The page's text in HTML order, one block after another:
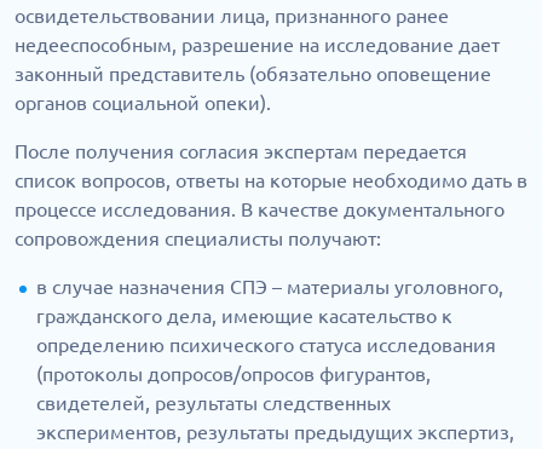
освидетельствовании лица, признанного ранее
недееспособным, разрешение на исследование дает
законный представитель (обязательно оповещение
органов социальной опеки).
После получения согласия экспертам передается
список вопросов, ответы на которые необходимо дать в
процессе исследования. В качестве документального
сопровождения специалисты получают:
в случае назначения СПЭ – материалы уголовного,
гражданского дела, имеющие касательство к
определению психического статуса исследования
(протоколы допросов/опросов фигурантов,
свидетелей, результаты следственных
экспериментов, результаты предыдущих экспертиз,